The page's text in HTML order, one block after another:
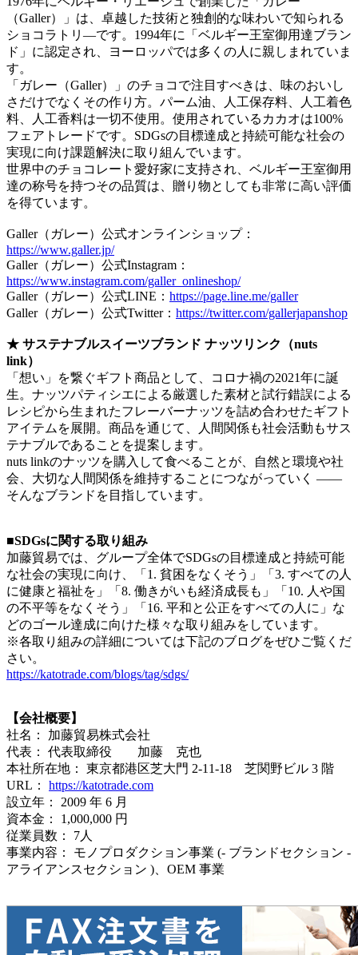
（Galler）」は、卓越した技術と独創的な味わいで知られる
ショコラトリ―です。1994年に「ベルギー王室御用達ブラン
ド」に認定され、ヨーロッパでは多くの人に親しまれていま
す。
「ガレー（Galler）」のチョコで注目すべきは、味のおいし
さだけでなくその作り方。パーム油、人工保存料、人工着色
料、人工香料は一切不使用。使用されているカカオは100%
フェアトレードです。SDGsの目標達成と持続可能な社会の
実現に向け課題解決に取り組んでいます。
世界中のチョコレート愛好家に支持され、ベルギー王室御用
達の称号を持つその品質は、贈り物としても非常に高い評価
を得ています。
Galler（ガレー）公式オンラインショップ：
https://www.galler.jp/
Galler（ガレー）公式Instagram：
https://www.instagram.com/galler_onlineshop/
Galler（ガレー）公式LINE： https://page.line.me/galler
Galler（ガレー）公式Twitter： https://twitter.com/gallerjapanshop
★ サステナブルスイーツブランド ナッツリンク（nuts
link）
「想い」を繋ぐギフト商品として、コロナ禍の2021年に誕
生。ナッツパティシエによる厳選した素材と試行錯誤による
レシピから生まれたフレーバーナッツを詰め合わせたギフト
アイテムを展開。商品を通じて、人間関係も社会活動もサス
テナブルであることを提案します。
nuts linkのナッツを購入して食べることが、自然と環境や社
会、大切な人間関係を維持することにつながっていく ――
そんなブランドを目指しています。
■SDGsに関する取り組み
加藤貿易では、グループ全体でSDGsの目標達成と持続可能
な社会の実現に向け、「1. 貧困をなくそう」「3. すべての人
に健康と福祉を」「8. 働きがいも経済成長も」「10. 人や国
の不平等をなくそう」「16. 平和と公正をすべての人に」な
どのゴール達成に向けた様々な取り組みをしています。
※各取り組みの詳細については下記のブログをぜひご覧くだ
さい。
https://katotrade.com/blogs/tag/sdgs/
【会社概要】
社名： 加藤貿易株式会社
代表： 代表取締役 加藤 克也
本社所在地： 東京都港区芝大門 2-11-18 芝関野ビル 3 階
URL： https://katotrade.com
設立年： 2009 年 6 月
資本金： 1,000,000 円
従業員数： 7人
事業内容： モノプロダクション事業 (- ブランドセクション -
アライアンスセクション )、OEM 事業